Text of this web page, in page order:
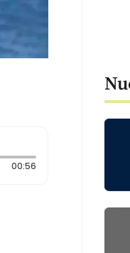
00:56Duración: 56 segundos